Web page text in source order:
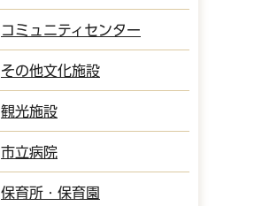
コミュニティセンター
その他文化施設
観光施設
市立病院
保育所・保育園